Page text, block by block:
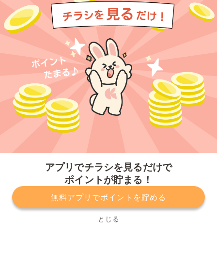
アプリでチラシを見るだけで
ポイントが貯まる！
無料アプリでポイントを貯める
とじる
プライバシーポリシー 利用規約
運営会社
サービスに関してのお問い合わせ